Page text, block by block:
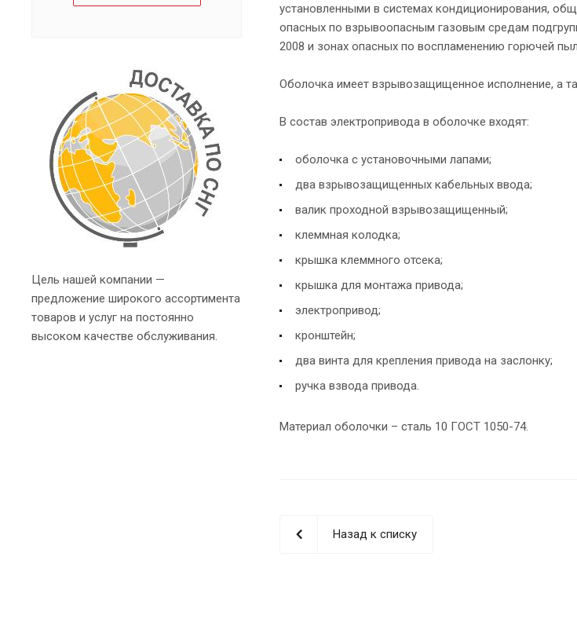
установленными в системах кондиционирования,
опасных по взрывоопасным газовым средам
2008 и зонах опасных по воспламенению горючей
Оболочка имеет взрывозащищенное исполнение, а
В состав электропривода в оболочке входят:
оболочка с установочными лапами;
два взрывозащищенных кабельных ввода;
валик проходной взрывозащищенный;
клеммная колодка;
крышка клеммного отсека;
крышка для монтажа привода;
электропривод;
кронштейн;
два винта для крепления привода на заслонку;
ручка взвода привода.
Материал оболочки – сталь 10 ГОСТ 1050-74.
Назад к списку
Цель нашей компании —
предложение широкого ассортимента
товаров и услуг на постоянно
высоком качестве обслуживания.